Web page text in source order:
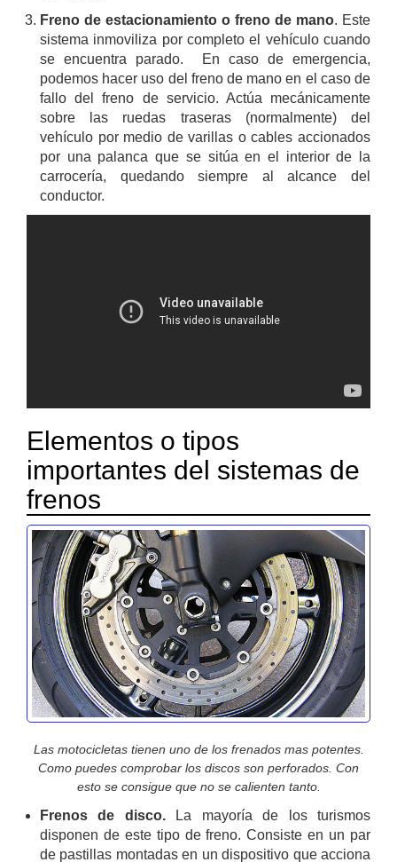
Freno de estacionamiento o freno de mano. Este
sistema inmoviliza por completo el vehículo cuando
se encuentra parado. En caso de emergencia,
podemos hacer uso del freno de mano en el caso de
fallo del freno de servicio. Actúa mecánicamente
sobre las ruedas traseras (normalmente) del
vehículo por medio de varillas o cables accionados
por una palanca que se sitúa en el interior de la
carrocería, quedando siempre al alcance del
conductor.
Elementos o tipos
importantes del sistemas de
frenos
Las motocicletas tienen uno de los frenados mas potentes.
Como puedes comprobar los discos son perforados. Con
esto se consigue que no se calienten tanto.
Frenos de disco.La mayoría de los turismos
disponen de este tipo de freno. Consiste en un par
de pastillas montadas en un dispositivo que acciona